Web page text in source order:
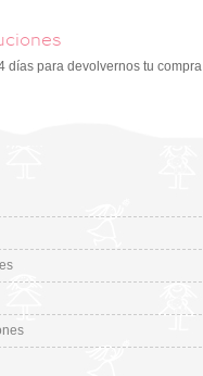
días para devolvernos tu compra